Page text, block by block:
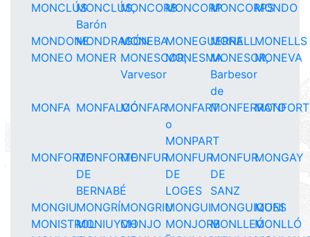
MONCLÚSMONCLÚS,
Barón
MONCORBMONCORPMONCORPSMONDO
MONDONEMONDRAGÓN
MONEBAMONEGUERRA
MONELLMONELLS
MONEO MONER MONESCOR,
Varvesor
MONESMAMONESOR,
Barbesor
de
MONEVA
MONFA MONFALCÓMONFARMONFART
o
MONPART
MONFERRATO
MONFORT
MONFORTEMONFORTE
DE
BERNABÉ
MONFURMONFUR
DE
LOGES
MONFUR
DE
SANZ
MONGAY
MONGIUMONGRÍMONGRIUMONGUIMONGUIQUES
MONI
MONISTROLMONIUYCHMONJO MONJORBMONLLEÓMONLLÓ